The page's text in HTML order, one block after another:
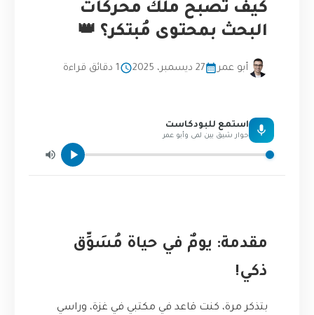
كيف تصبح ملك محركات
البحث بمحتوى مُبتكر؟ 👑
أبو عمر 27 ديسمبر، 2025 1 دقائق قراءة
استمع للبودكاست
حوار شيق بين لمى وأبو عمر
مقدمة: يومٌ في حياة مُسَوِّق
ذكي!
بتذكر مرة، كنت قاعد في مكتبي في غزة، وراسي